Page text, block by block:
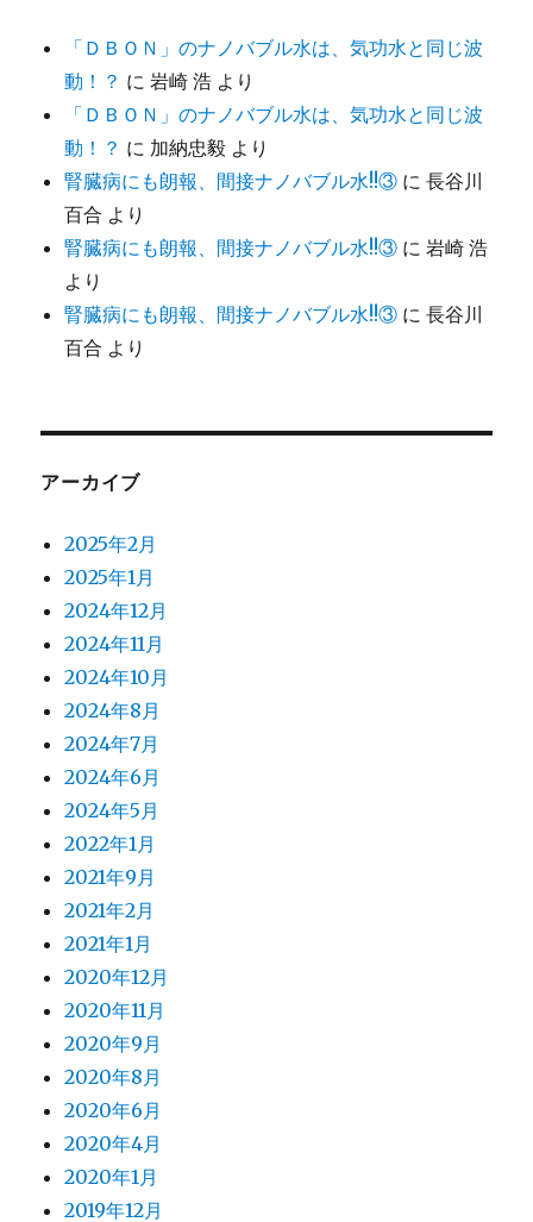
「ＤＢＯＮ」のナノバブル水は、気功水と同じ波
動！？ に岩崎 浩 より
「ＤＢＯＮ」のナノバブル水は、気功水と同じ波
動！？ に 加納忠毅 より
腎臓病にも朗報、間接ナノバブル水!!③ に長谷川
百合 より
腎臓病にも朗報、間接ナノバブル水!!③ に岩崎 浩
より
腎臓病にも朗報、間接ナノバブル水!!③ に長谷川
百合 より
アーカイブ
2025年2月
2025年1月
2024年12月
2024年11月
2024年10月
2024年8月
2024年7月
2024年6月
2024年5月
2022年1月
2021年9月
2021年2月
2021年1月
2020年12月
2020年11月
2020年9月
2020年8月
2020年6月
2020年4月
2020年1月
2019年12月